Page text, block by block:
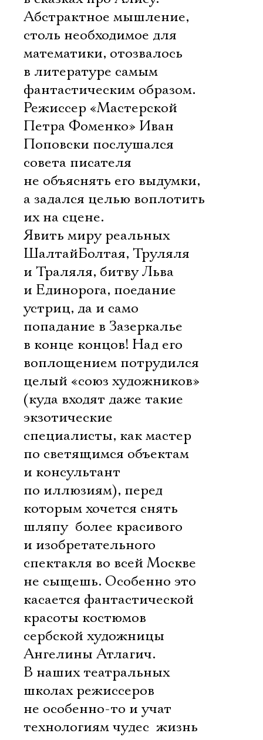
Абстрактное мышление,
столь необходимое для
математики, отозвалось
в литературе самым
фантастическим образом.
Режиссер «Мастерской
Петра Фоменко» Иван
Поповски послушался
совета писателя
не объяснять его выдумки,
а задался целью воплотить
их на сцене.
Явить миру реальных
ШалтайБолтая, Труляля
и Траляля, битву Льва
и Единорога, поедание
устриц, да и само
попадание в Зазеркалье
в конце концов! Над его
воплощением потрудился
целый «союз художников»
(куда входят даже такие
экзотические
специалисты, как мастер
по светящимся объектам
и консультант
по иллюзиям), перед
которым хочется снять
шляпу  более красивого
и изобретательного
спектакля во всей Москве
не сыщешь. Особенно это
касается фантастической
красоты костюмов
сербской художницы
Ангелины Атлагич.
В наших театральных
школах режиссеров
не особенно-то и учат
технологиям чудес  жизнь